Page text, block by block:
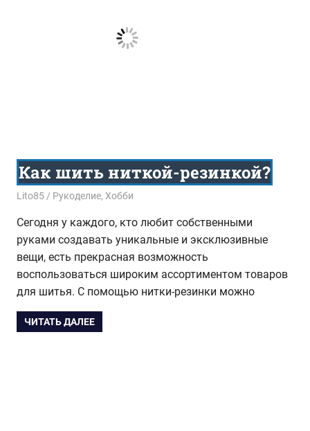
Как шить ниткой-резинкой?
12.07.2016
Lito85 Рукоделие, Хобби
Сегодня у каждого, кто любит собственными
руками создавать уникальные и эксклюзивные
вещи, есть прекрасная возможность
воспользоваться широким ассортиментом товаров
для шитья. С помощью нитки-резинки можно
ЧИТАТЬ ДАЛЕЕ